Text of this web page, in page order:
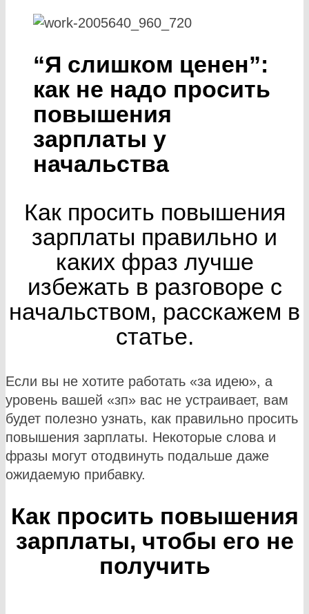
“Я слишком ценен”:
как не надо просить
повышения
зарплаты у
начальства
Как просить повышения
зарплаты правильно и
каких фраз лучше
избежать в разговоре с
начальством, расскажем в
статье.
Если вы не хотите работать «за идею», а
уровень вашей «зп» вас не устраивает, вам
будет полезно узнать, как правильно просить
повышения зарплаты. Некоторые слова и
фразы могут отодвинуть подальше даже
ожидаемую прибавку.
Как просить повышения
зарплаты, чтобы его не
получить